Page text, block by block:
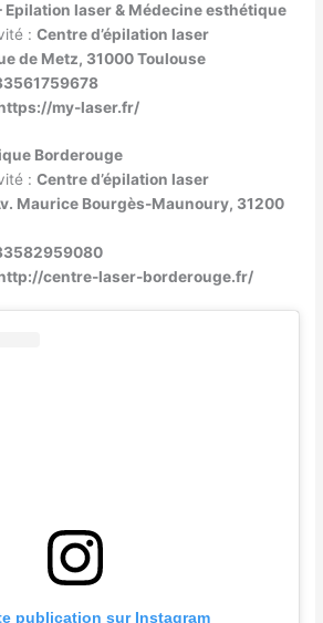
Epilation laser & Médecine esthétique
:Centre d’épilation laser
de Metz, 31000 Toulouse
my-laser.fr/
Borderouge
:Centre d’épilation laser
Maurice Bourgès-Maunoury, 31200
centre-laser-borderouge.fr/
publication sur Instagram